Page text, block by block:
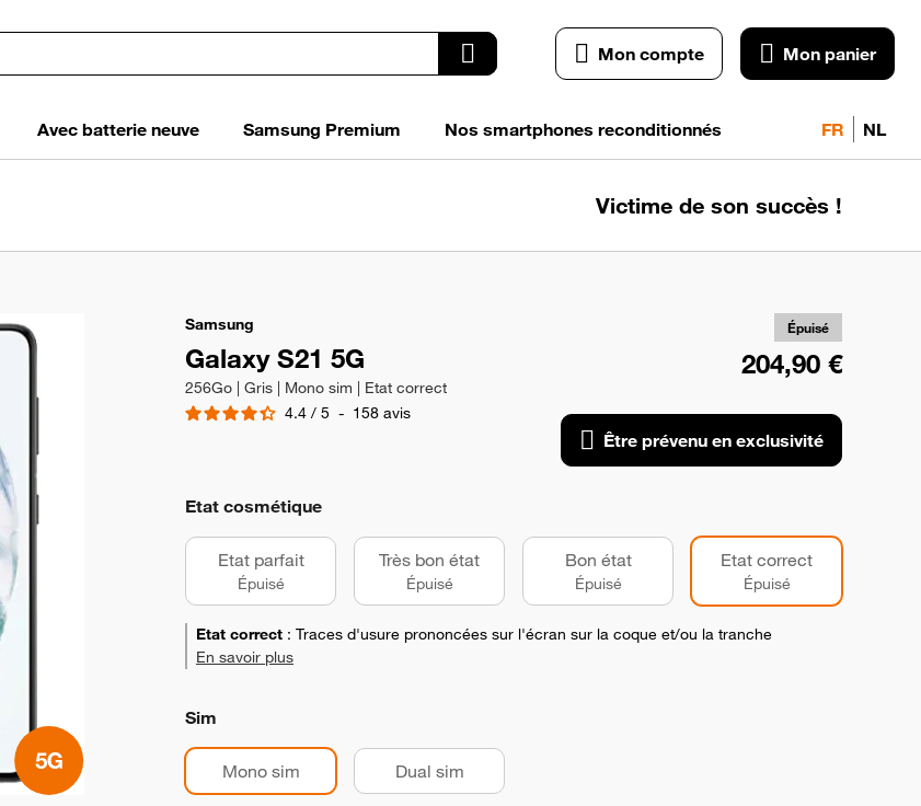
Mon compte Mon panier
Avec batterie neuve Samsung Premium Nos smartphones reconditionnés FR NL
Victime de son succès !
Samsung
Galaxy S21 5G
256Go | Gris | Mono sim | Etat correct
4.4 / 5 - 158 avis
Épuisé
204,90 €
Être prévenu en exclusivité
Etat cosmétique
Etat parfait
Épuisé
Très bon état
Épuisé
Bon état
Épuisé
Etat correct
Épuisé
Etat correct : Traces d'usure prononcées sur l'écran sur la coque et/ou la tranche
En savoir plus
Sim
Mono sim Dual sim